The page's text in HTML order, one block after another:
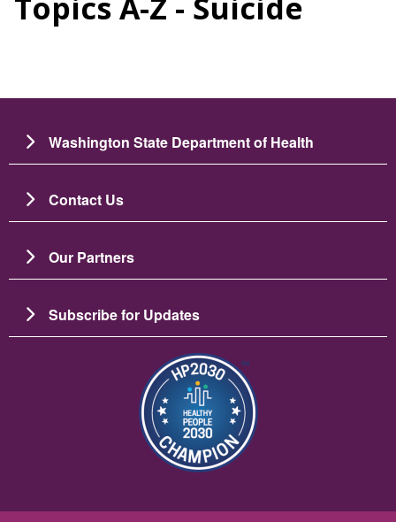
Washington State Department of Health
Contact Us
Our Partners
Subscribe for Updates
画像